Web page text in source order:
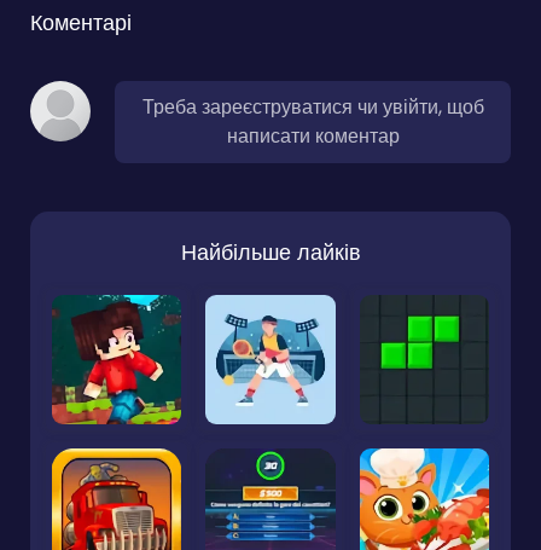
Коментарі
Треба зареєструватися чи увійти, щоб
написати коментар
Найбільше лайків